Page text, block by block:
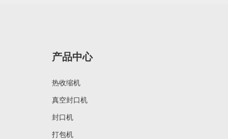
产品中心
热收缩机
真空封口机
封口机
打包机